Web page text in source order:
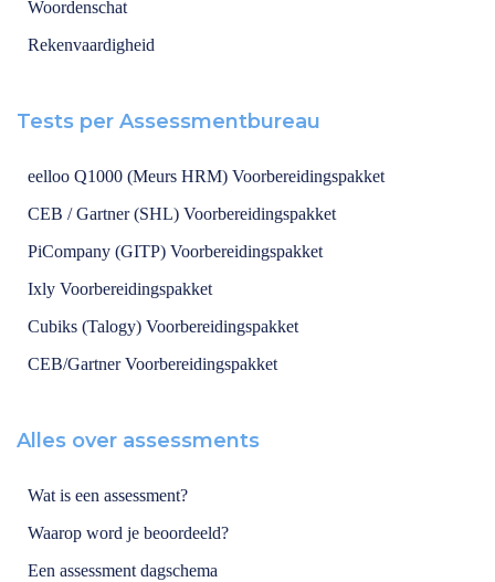
Woordenschat
Rekenvaardigheid
Tests per Assessmentbureau
eelloo Q1000 (Meurs HRM) Voorbereidingspakket
CEB / Gartner (SHL) Voorbereidingspakket
PiCompany (GITP) Voorbereidingspakket
Ixly Voorbereidingspakket
Cubiks (Talogy) Voorbereidingspakket
CEB/Gartner Voorbereidingspakket
Alles over assessments
Wat is een assessment?
Waarop word je beoordeeld?
Een assessment dagschema